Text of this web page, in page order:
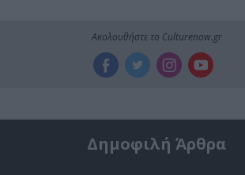
Ακολουθήστε το Culturenow.gr
Δημοφιλή Άρθρα